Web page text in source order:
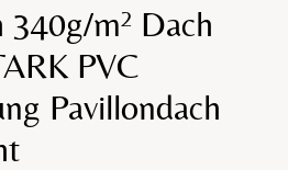
340g/m² Dach
PVC
Pavillondach